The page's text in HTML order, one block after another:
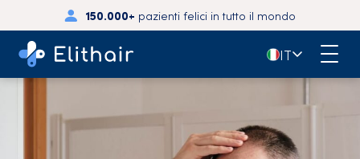
150.000+ pazienti felici in tutto il mondo
🇮🇹IT